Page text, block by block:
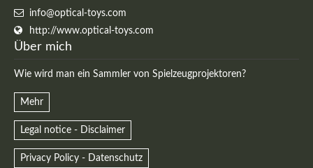
info@optical-toys.com
http://www.optical-toys.com
Über mich
Wie wird man ein Sammler von Spielzeugprojektoren?
Mehr
Legal notice - Disclaimer
Privacy Policy - Datenschutz